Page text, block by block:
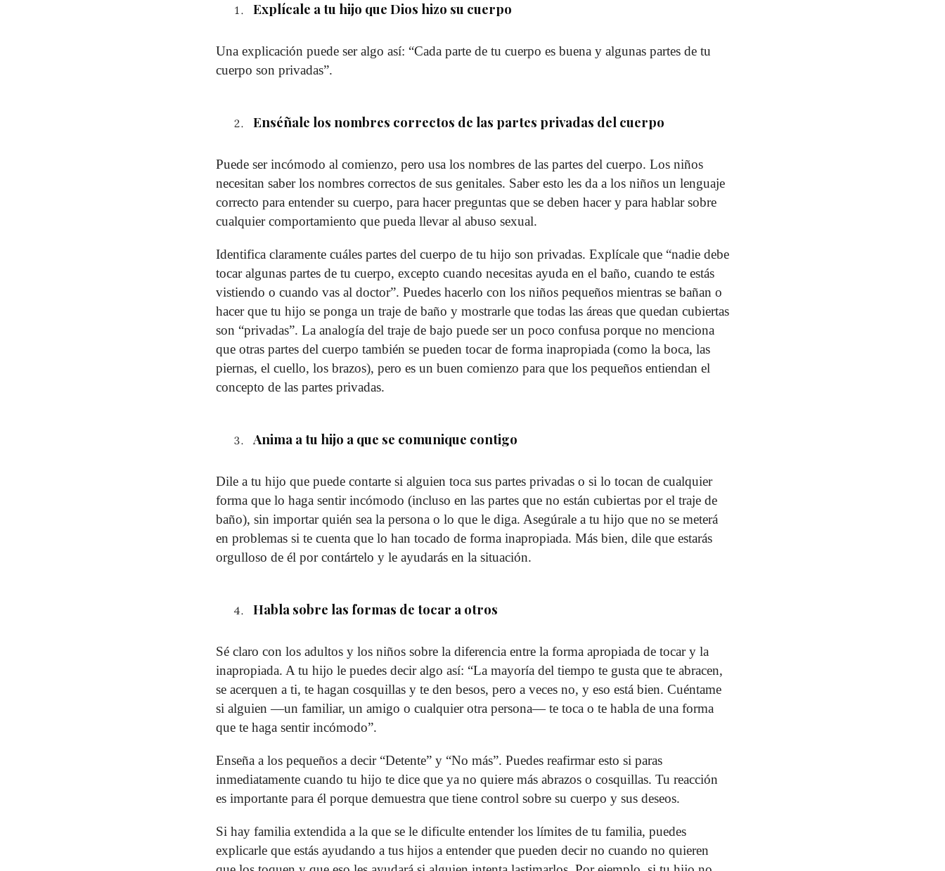
Explícale a tu hijo que Dios hizo su cuerpo
Una explicación puede ser algo así: “Cada parte de tu cuerpo es buena y algunas partes de tu
cuerpo son privadas”.
Enséñale los nombres correctos de las partes privadas del cuerpo
Puede ser incómodo al comienzo, pero usa los nombres de las partes del cuerpo. Los niños
necesitan saber los nombres correctos de sus genitales. Saber esto les da a los niños un lenguaje
correcto para entender su cuerpo, para hacer preguntas que se deben hacer y para hablar sobre
cualquier comportamiento que pueda llevar al abuso sexual.
Identifica claramente cuáles partes del cuerpo de tu hijo son privadas. Explícale que “nadie debe
tocar algunas partes de tu cuerpo, excepto cuando necesitas ayuda en el baño, cuando te estás
vistiendo o cuando vas al doctor”. Puedes hacerlo con los niños pequeños mientras se bañan o
hacer que tu hijo se ponga un traje de baño y mostrarle que todas las áreas que quedan cubiertas
son “privadas”. La analogía del traje de bajo puede ser un poco confusa porque no menciona
que otras partes del cuerpo también se pueden tocar de forma inapropiada (como la boca, las
piernas, el cuello, los brazos), pero es un buen comienzo para que los pequeños entiendan el
concepto de las partes privadas.
Anima a tu hijo a que se comunique contigo
Dile a tu hijo que puede contarte si alguien toca sus partes privadas o si lo tocan de cualquier
forma que lo haga sentir incómodo (incluso en las partes que no están cubiertas por el traje de
baño), sin importar quién sea la persona o lo que le diga. Asegúrale a tu hijo que no se meterá
en problemas si te cuenta que lo han tocado de forma inapropiada. Más bien, dile que estarás
orgulloso de él por contártelo y le ayudarás en la situación.
Habla sobre las formas de tocar a otros
Sé claro con los adultos y los niños sobre la diferencia entre la forma apropiada de tocar y la
inapropiada. A tu hijo le puedes decir algo así: “La mayoría del tiempo te gusta que te abracen,
se acerquen a ti, te hagan cosquillas y te den besos, pero a veces no, y eso está bien. Cuéntame
si alguien —un familiar, un amigo o cualquier otra persona— te toca o te habla de una forma
que te haga sentir incómodo”.
Enseña a los pequeños a decir “Detente” y “No más”. Puedes reafirmar esto si paras
inmediatamente cuando tu hijo te dice que ya no quiere más abrazos o cosquillas. Tu reacción
es importante para él porque demuestra que tiene control sobre su cuerpo y sus deseos.
Si hay familia extendida a la que se le dificulte entender los límites de tu familia, puedes
explicarle que estás ayudando a tus hijos a entender que pueden decir no cuando no quieren